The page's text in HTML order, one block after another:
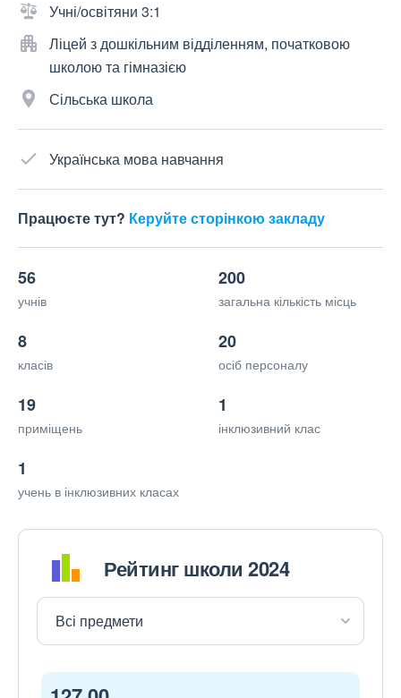
Учні/освітяни 3:1
Ліцей з дошкільним відділенням, початковою
школою та гімназією
Сільська школа
Українська мова навчання
Працюєте тут? Керуйте сторінкою закладу
56
учнів
200
загальна кількість місць
8
класів
20
осіб персоналу
19
приміщень
1
інклюзивний клас
1
учень в інклюзивних класах
Рейтинг школи 2024